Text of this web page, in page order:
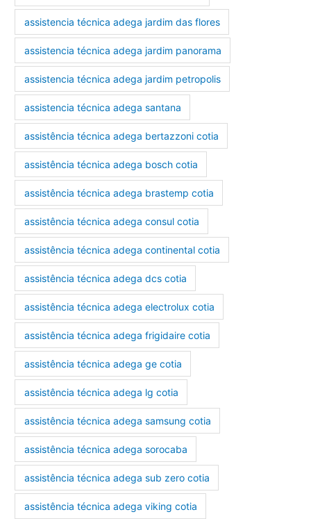
assistencia técnica adega jardim das flores
assistencia técnica adega jardim panorama
assistencia técnica adega jardim petropolis
assistencia técnica adega santana
assistência técnica adega bertazzoni cotia
assistência técnica adega bosch cotia
assistência técnica adega brastemp cotia
assistência técnica adega consul cotia
assistência técnica adega continental cotia
assistência técnica adega dcs cotia
assistência técnica adega electrolux cotia
assistência técnica adega frigidaire cotia
assistência técnica adega ge cotia
assistência técnica adega lg cotia
assistência técnica adega samsung cotia
assistência técnica adega sorocaba
assistência técnica adega sub zero cotia
assistência técnica adega viking cotia